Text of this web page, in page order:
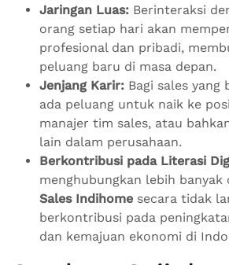
Jaringan Luas: Berinteraksi
orang setiap hari akan
profesional dan pribadi,
peluang baru di masa depan.
Jenjang Karir: Bagi sales yang
ada peluang untuk naik ke
manajer tim sales, atau
lain dalam perusahaan.
Berkontribusi pada Literasi
menghubungkan lebih
Sales Indihome secara tidak
berkontribusi pada
dan kemajuan ekonomi di